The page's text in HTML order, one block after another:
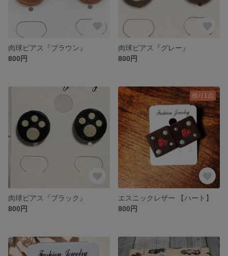
肉球ピアス『ブラウン』
800円
肉球ピアス『グレー』
800円
肉球ピアス『ブラック』
800円
残り1点
エスニックレザー 【ハート】
800円